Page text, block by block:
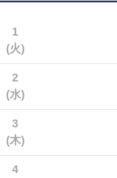
1
(火)
2
(水)
3
(木)
4